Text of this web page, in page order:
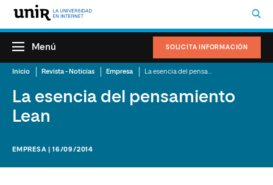
SOLICITA INFORMACIÓN
Menú
Inicio Revista - Noticias Empresa
La esencia del pensamiento
Lean
EMPRESA | 16/09/2014